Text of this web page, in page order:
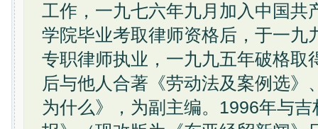
工作，一九七六年九月加入中国共
学院毕业考取律师资格后，于一九
专职律师执业，一九九五年破格取
后与他人合著《劳动法及案例选》
为什么》，为副主编。1996年与